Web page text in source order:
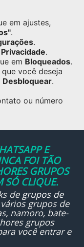
em ajustes,
.
.
Privacidade.
em Bloqueados.
você deseja
Desbloquear.
ou número
E
FOI TÃO
GRUPOS
SÓ CLIQUE.
de grupos de
grupos de
namoro, bate-
grupos
você entrar e